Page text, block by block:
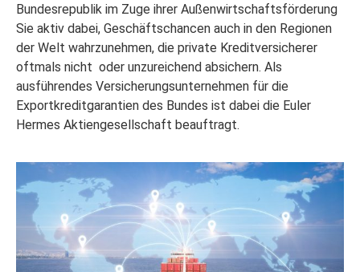
Bundesrepublik im Zuge ihrer Außenwirtschaftsförderung
Sie aktiv dabei, Geschäftschancen auch in den Regionen
der Welt wahrzunehmen, die private Kreditversicherer
oftmals nicht oder unzureichend absichern. Als
ausführendes Versicherungsunternehmen für die
Exportkreditgarantien des Bundes ist dabei die Euler
Hermes Aktiengesellschaft beauftragt.